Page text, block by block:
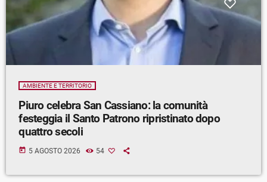
AMBIENTE E TERRITORIO
Piuro celebra San Cassiano: la comunità
festeggia il Santo Patrono ripristinato dopo
quattro secoli
today 5 AGOSTO 2026 54